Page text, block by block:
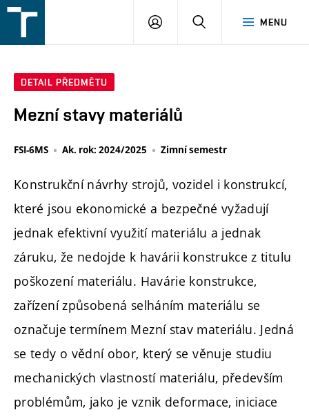
v
MENU
PŘIHLÁŠENÍ
DETAIL PŘEDMĚTU
Mezní stavy materiálů
FSI-6MS Ak. rok: 2024/2025 Zimní semestr
Konstrukční návrhy strojů, vozidel i konstrukcí,
které jsou ekonomické a bezpečné vyžadují
jednak efektivní využití materiálu a jednak
záruku, že nedojde k havárii konstrukce z titulu
poškození materiálu. Havárie konstrukce,
zařízení způsobená selháním materiálu se
označuje termínem Mezní stav materiálu. Jedná
se tedy o vědní obor, který se věnuje studiu
mechanických vlastností materiálu, především
problémům, jako je vznik deformace, iniciace